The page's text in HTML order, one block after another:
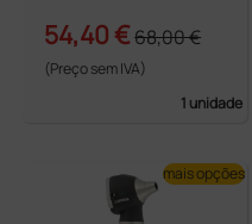
54,40 €68,00 €
(Preço sem IVA)
1 unidade
mais opções